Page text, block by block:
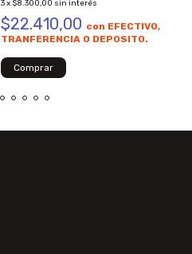
3x $8.300,00 sin interés
$22.410,00 con EFECTIVO,
TRANFERENCIA O DEPOSITO.
Comprar